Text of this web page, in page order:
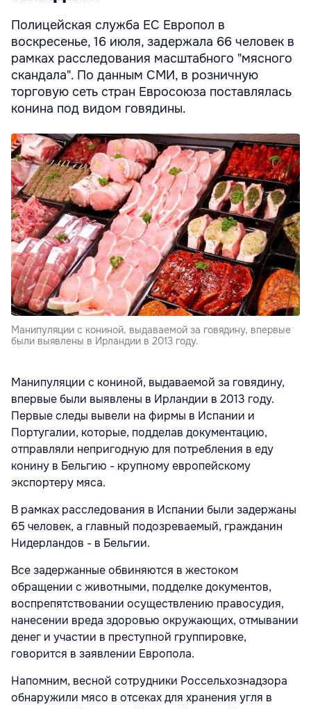
Полицейская служба ЕС Европол в
воскресенье, 16 июля, задержала 66 человек в
рамках расследования масштабного "мясного
скандала". По данным СМИ, в розничную
торговую сеть стран Евросоюза поставлялась
конина под видом говядины.
Манипуляции с кониной, выдаваемой за говядину, впервые
были выявлены в Ирландии в 2013 году.
Манипуляции с кониной, выдаваемой за говядину,
впервые были выявлены в Ирландии в 2013 году.
Первые следы вывели на фирмы в Испании и
Португалии, которые, подделав документацию,
отправляли непригодную для потребления в еду
конину в Бельгию - крупному европейскому
экспортеру мяса.
В рамках расследования в Испании были задержаны
65 человек, а главный подозреваемый, гражданин
Нидерландов - в Бельгии.
Все задержанные обвиняются в жестоком
обращении с животными, подделке документов,
воспрепятствовании осуществлению правосудия,
нанесении вреда здоровью окружающих, отмывании
денег и участии в преступной группировке,
говорится в заявлении Европола.
Напомним, весной сотрудники Россельхознадзора
обнаружили мясо в отсекахдля хранения угля в